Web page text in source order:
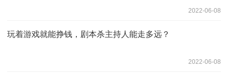
2022-06-08
玩着游戏就能挣钱，剧本杀主持人能走多远？
2022-06-08